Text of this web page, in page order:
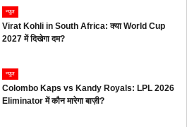
न्यूज
Virat Kohli in South Africa: क्या World Cup
2027 में दिखेगा दम?
न्यूज
Colombo Kaps vs Kandy Royals: LPL 2026
Eliminator में कौन मारेगा बाज़ी?